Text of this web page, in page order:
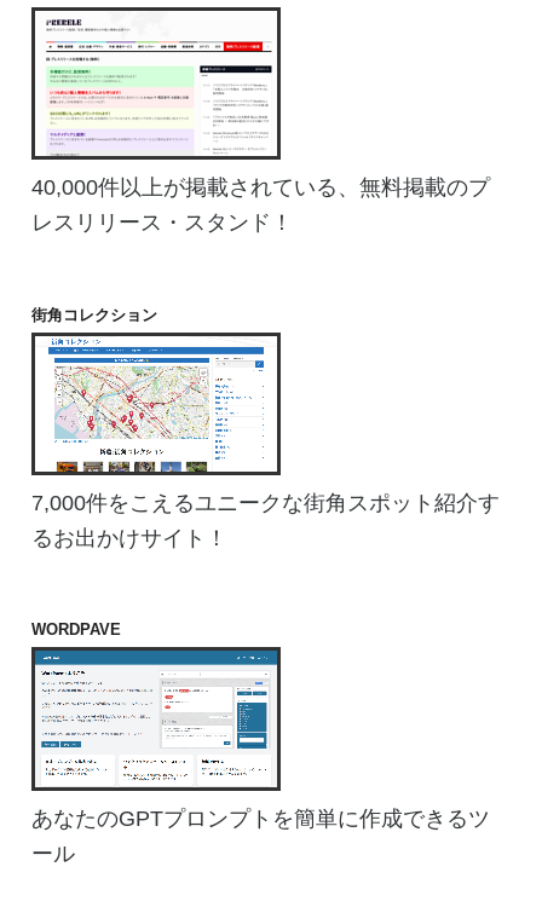
40,000件以上が掲載されている、無料掲載のプ
レスリリース・スタンド！
街角コレクション
7,000件をこえるユニークな街角スポット紹介す
るお出かけサイト！
WORDPAVE
あなたのGPTプロンプトを簡単に作成できるツ
ール